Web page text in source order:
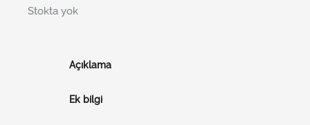
Stokta yok
Açıklama
Ek bilgi